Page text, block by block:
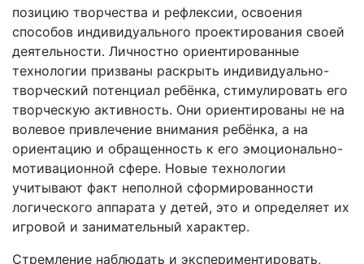
позицию творчества и рефлексии, освоения
способов индивидуального проектирования своей
деятельности. Личностно ориентированные
технологии призваны раскрыть индивидуально-
творческий потенциал ребёнка, стимулировать его
творческую активность. Они ориентированы не на
волевое привлечение внимания ребёнка, а на
ориентацию и обращенность к его эмоционально-
мотивационной сфере. Новые технологии
учитывают факт неполной сформированности
логического аппарата у детей, это и определяет их
игровой и занимательный характер.
Стремление наблюдать и экспериментировать,